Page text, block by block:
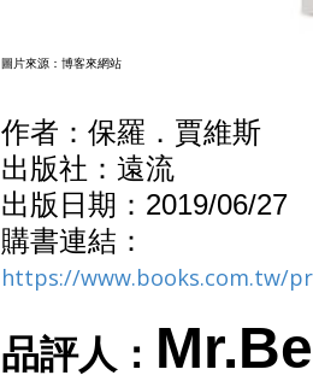
圖片來源：博客來網站
作者：保羅．賈維斯
出版社：遠流
出版日期： 2019/06/27
購書連結：
https://www.books.com.tw/
品評人：